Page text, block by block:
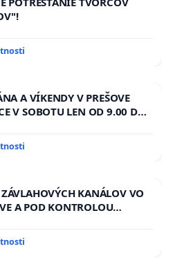
A VÍKENDY V PREŠOVE
V SOBOTU LEN OD 9.00 DO
TÝŽDEŇ CIEĽ 8.00 – 18.00
KANÁLOV VO
A POD KONTROLOU
& žiadosť na riešenie